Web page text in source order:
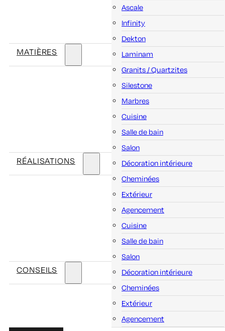
MATIÈRES
Ascale
Infinity
Dekton
Laminam
Granits / Quartzites
Silestone
Marbres
RÉALISATIONS
Cuisine
Salle de bain
Salon
Décoration intérieure
Cheminées
Extérieur
Agencement
CONSEILS
Cuisine
Salle de bain
Salon
Décoration intérieure
Cheminées
Extérieur
Agencement